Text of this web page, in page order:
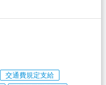
交通費規定支給